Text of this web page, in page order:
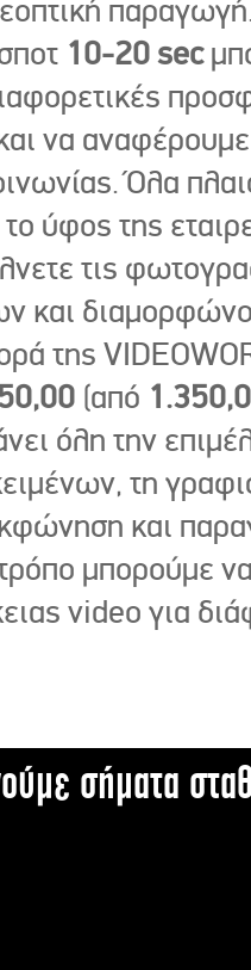
10-20 sec
να
Όλα
το ύφος της
τις
και
της
(από
όλη την
τη
και
μπορούμε
video για
σήματα